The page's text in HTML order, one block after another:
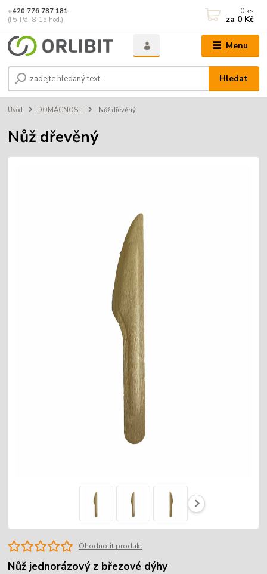
Menu
Hledat
+420 776 787 181
(Po-Pá, 8-15 hod.)
0 ks
za 0 Kč
Úvod DOMÁCNOST Nůž dřevěný
Nůž dřevěný
Ohodnotit produkt
Nůž jednorázový z březové dýhy